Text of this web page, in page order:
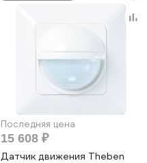
Последняя цена
15 608 ₽
Датчик движения Theben